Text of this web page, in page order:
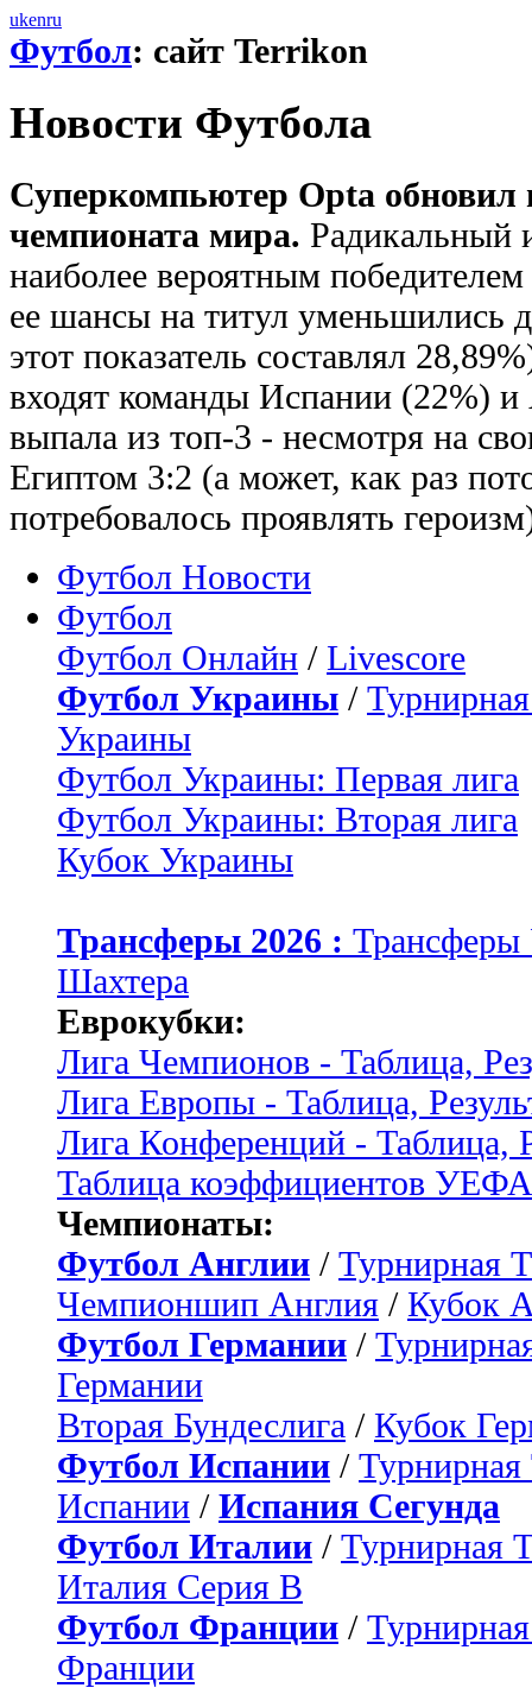
ukenru
Футбол: сайт Terrikon
Новости Футбола
Суперкомпьютер Opta обновил
чемпионата мира. Радикальный
наиболее вероятным
ее шансы на титул уменьшились
этот показатель составлял
входят команды Испании (22%)
выпала из топ-3 - несмотря на
Египтом 3:2 (а может, как раз
потребовалось проявлять
Футбол Новости
Футбол
Футбол Онлайн / Livescore
Футбол Украины /
Украины
Футбол Украины: Первая лига
Футбол Украины: Вторая лига
Кубок Украины
Трансферы 2026 :
Шахтера
Еврокубки:
Лига Чемпионов - Таблица,
Лига Европы - Таблица,
Лига Конференций - Таблица,
Таблица коэффициентов УЕФА
Чемпионаты:
Футбол Англии / Турнирная
Чемпионшип Англия / Кубок
Футбол Германии /
Германии
Вторая Бундеслига / Кубок
Футбол Испании / Турнирная
Испании / Испания Сегунда
Футбол Италии / Турнирная
Италия Серия B
Футбол Франции /
Франции